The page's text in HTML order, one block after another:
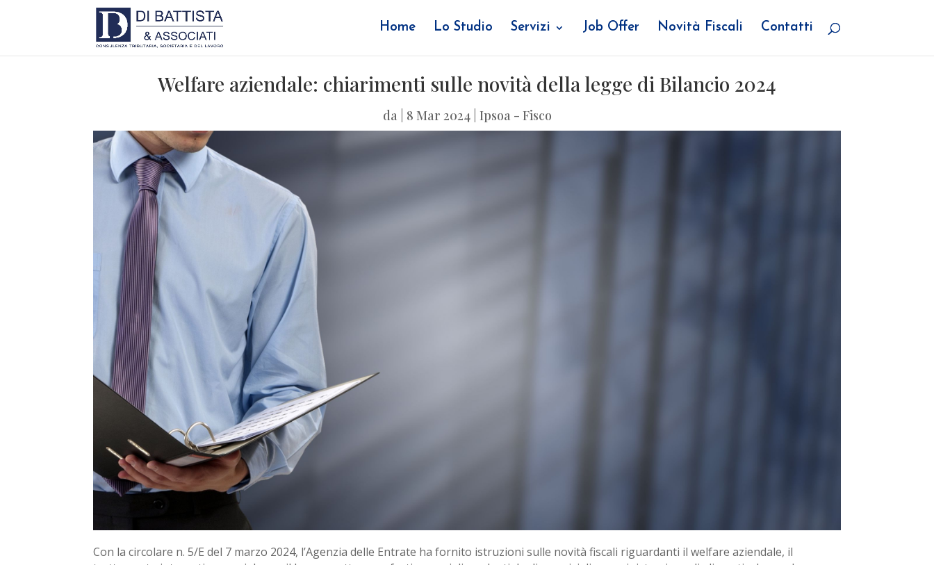
Home Lo Studio Servizi Job Offer Novità Fiscali Contatti
Welfare aziendale: chiarimenti sulle novità della legge di Bilancio 2024
da 8 Mar 2024| Ipsoa - Fisco
Con la circolare n. 5/E del 7 marzo 2024, l’Agenzia delle Entrate ha fornito istruzioni sulle novità fiscali riguardanti il welfare aziendale, il